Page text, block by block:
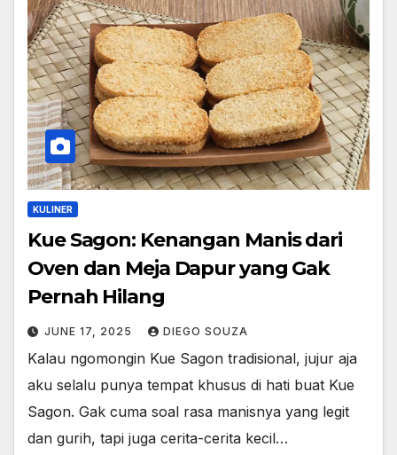
KULINER
Kue Sagon: Kenangan Manis dari
Oven dan Meja Dapur yang Gak
Pernah Hilang
JUNE 17, 2025 DIEGO SOUZA
Kalau ngomongin Kue Sagon tradisional, jujur aja
aku selalu punya tempat khusus di hati buat Kue
Sagon. Gak cuma soal rasa manisnya yang legit
dan gurih, tapi juga cerita-cerita kecil…